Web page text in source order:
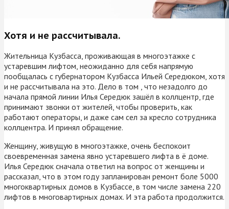
Хотя и не рассчитывала.
Жительница Кузбасса, проживающая в многоэтажке с
устаревшим лифтом, неожиданно для себя напрямую
пообщалась с губернатором Кузбасса Ильей Середюком, хотя
и не рассчитывала на это. Дело в том , что незадолго до
начала прямой линии Илья Середюк зашёл в коллцентр, где
принимают звонки от жителей, чтобы проверить, как
работают операторы, и даже сам сел за кресло сотрудника
коллцентра. И принял обращение.
Женщину, живущую в многоэтажке, очень беспокоит
своевременная замена явно устаревшего лифта в ё доме.
Илья Середюк сначала ответил на вопрос от женщины и
рассказал, что в этом году запланирован ремонт боле 5000
многоквартирных домов в Кузбассе, в том числе замена 220
лифтов в многовартирных домах. И эта работа продолжится.